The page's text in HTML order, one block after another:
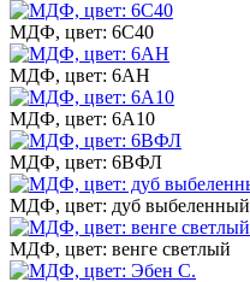
МДФ, цвет: 6С40
МДФ, цвет: 6АН
МДФ, цвет: 6А10
МДФ, цвет: 6ВФЛ
МДФ, цвет: дуб выбеленный
МДФ, цвет: венге светлый